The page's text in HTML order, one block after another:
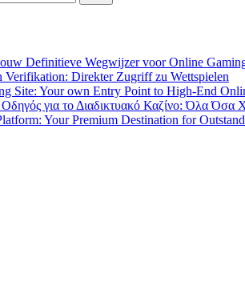
Definitieve Wegwijzer voor Online
Verifikation: Direkter Zugriff zu Wettspielen
Site: Your own Entry Point to High-End
για το Διαδικτυακό Καζίνο: Όλα Όσα
Your Premium Destination for